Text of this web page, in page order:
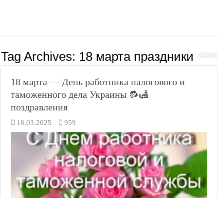
Tag Archives: 18 марта праздники
18 марта — День работника налогового и
таможенного дела Украины 🔂🛃
поздравления
18.03.2025 959